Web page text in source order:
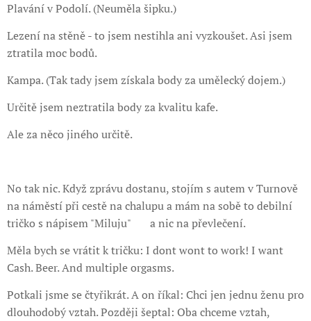
Plavání v Podolí. (Neuměla šipku.)
Lezení na stěně - to jsem nestihla ani vyzkoušet. Asi jsem
ztratila moc bodů.
Kampa. (Tak tady jsem získala body za umělecký dojem.)
Určitě jsem neztratila body za kvalitu kafe.
Ale za něco jiného určitě.
No tak nic. Když zprávu dostanu, stojím s autem v Turnově
na náměstí při cestě na chalupu a mám na sobě to debilní
tričko s nápisem "Miluju" 🤣 a nic na převlečení.
Měla bych se vrátit k tričku: I dont wont to work! I want
Cash. Beer. And multiple orgasms.
Potkali jsme se čtyřikrát. A on říkal: Chci jen jednu ženu pro
dlouhodobý vztah. Později šeptal: Oba chceme vztah,